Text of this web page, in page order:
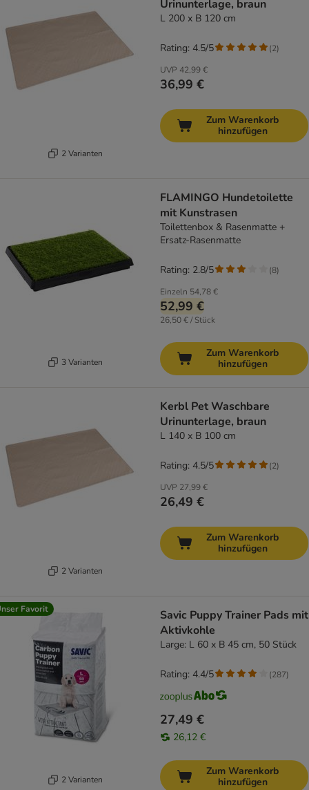
2 Varianten
Urinunterlage, braun
L 200 x B 120 cm
UVP 42,99 €
36,99 €
Rating: 4.5/5 (2)
Zum Warenkorb
hinzufügen
3 Varianten
FLAMINGO Hundetoilette
mit Kunstrasen
Toilettenbox & Rasenmatte +
Ersatz-Rasenmatte
Einzeln 54,78 €
52,99 €
26,50 € / Stück
Rating: 2.8/5 (8)
Zum Warenkorb
hinzufügen
2 Varianten
Kerbl Pet Waschbare
Urinunterlage, braun
L 140 x B 100 cm
UVP 27,99 €
26,49 €
Rating: 4.5/5 (2)
Zum Warenkorb
hinzufügen
Favorit
2 Varianten
Savic Puppy Trainer Pads mit
Aktivkohle
Large: L 60 x B 45 cm, 50 Stück
27,49 €
26,12 €
Rating: 4.4/5 (287)
Zum Warenkorb
hinzufügen